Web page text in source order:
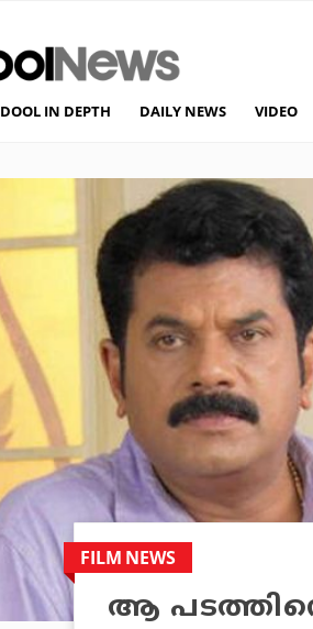
DOOL IN DEPTH DAILY NEWS VIDEO
FILM NEWS
ആ